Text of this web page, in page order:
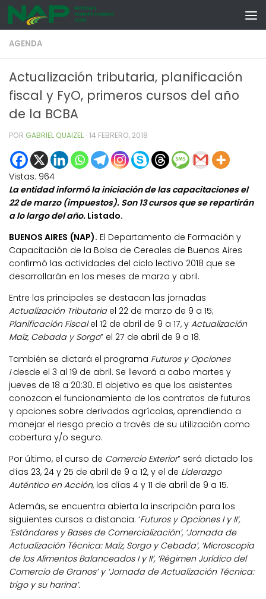
Skip to content
AGENDA
Actualización tributaria, planificación
fiscal y FyO, primeros cursos del año
de la BCBA
POR GABRIEL QUAIZEL · 14 FEBRERO, 2018
Vistas: 964
La entidad informó la iniciación de las capacitaciones el
22 de marzo (impuestos). Son 13 cursos que se repartirán
a lo largo del año. Listado.
BUENOS AIRES (NAP). El Departamento de Formación y
Capacitación de la Bolsa de Cereales de Buenos Aires
confirmó las actividades del ciclo lectivo 2018 que se
desarrollarán en los meses de marzo y abril.
Entre las principales se destacan las jornadas
Actualización Tributariael 22 de marzo de 9 a 15;
Planificación Fiscalel 12 de abril de 9 a 17, y Actualización
Maíz, Cebada y Sorgo” el 27 de abril de 9 a 18.
También se dictará el programa Futuros y Opciones
Idesde el 3 al 19 de abril. Se llevará a cabo martes y
jueves de 18 a 20:30. El objetivo es que los asistentes
conozcan el funcionamiento de los contratos de futuros
y opciones sobre derivados agrícolas, aprendiendo a
manejar el riesgo precio a través de su utilización como
cobertura y/o seguro.
Por último, el curso de Comercio Exterior” será dictado los
días 23, 24 y 25 de abril de 9 a 12, y el de Liderazgo
Auténtico en Acción, los días 4 y 11 de abril de 9 a 15.
Además, se encuentra abierta la inscripción para los
siguientes cursos a distancia: ‘Futuros y Opciones I y II’,
‘Estándares y Bases de Comercialización’, ‘Jornada de
Actualización Técnica: Maíz, Sorgo y Cebada’, ‘Microscopía
de los Alimentos Balanceados I y II’, ‘Régimen Jurídico del
Comercio de Granos’ y ‘Jornada de Actualización Técnica:
trigo y su harina’.